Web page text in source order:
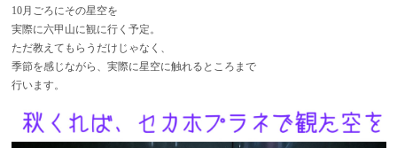
10月ごろにその星空を
実際に六甲山に観に行く予定。
ただ教えてもらうだけじゃなく、
季節を感じながら、実際に星空に触れるところまで
行います。